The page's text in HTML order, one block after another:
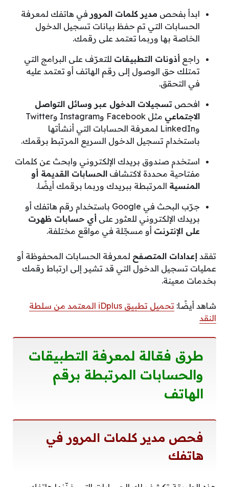
ابدأ بفحص مدير كلمات المرور في هاتفك لمعرفة
الحسابات التي تم حفظ بيانات تسجيل الدخول
الخاصة بها وربما تعتمد على رقمك.
راجع أذونات التطبيقات للتعرّف على البرامج التي
تمتلك حق الوصول إلى رقم الهاتف أو تعتمد عليه
في التحقق.
افحص تسجيلات الدخول عبر وسائل التواصل
الاجتماعي
مثل Facebook وInstagram وTwitter
وLinkedIn لمعرفة الحسابات التي أنشأتها
باستخدام تسجيل الدخول السريع المرتبط برقمك.
استخدم صندوق بريدك الإلكتروني وابحث عن كلمات
مفتاحية محددة لاكتشاف الحسابات القديمة أو
المنسية المرتبطة ببريدك وربما برقمك أيضًا.
جرّب البحث في Google باستخدام رقم هاتفك أو
بريدك الإلكتروني للعثور على أي حسابات ظهرت
على الإنترنت أو مسجّلة في مواقع مختلفة.
تفقد إعدادات المتصفح لمعرفة الحسابات المحفوظة أو
عمليات تسجيل الدخول التي قد تشير إلى ارتباط رقمك
بخدمات معينة.
شاهد أيضًا:
تحميل تطبيق iDplus المعتمد من سلطة
النقد
طرق فعّالة لمعرفة التطبيقات
والحسابات المرتبطة برقم
الهاتف
فحص مدير كلمات المرور في
هاتفك